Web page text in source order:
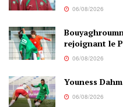
06/08/2026
rejoignant le
06/08/2026
Youness
06/08/2026